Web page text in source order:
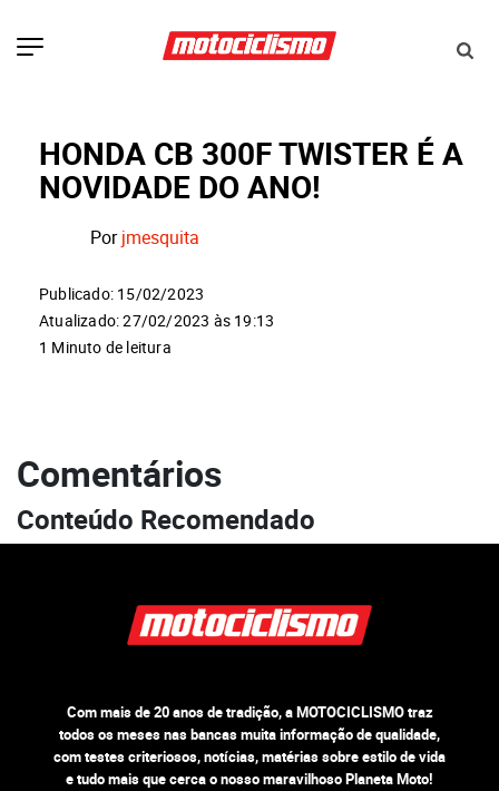
HONDA CB 300F TWISTER É A
NOVIDADE DO ANO!
Porjmesquita
Publicado: 15/02/2023
Atualizado: 27/02/2023 às 19:13
1 Minuto de leitura
Comentários
Conteúdo Recomendado
Com mais de 20 anos de tradição, a MOTOCICLISMO traz
todos os meses nas bancas muita informação de qualidade,
com testes criteriosos, notícias, matérias sobre estilo de vida
e tudo mais que cerca o nosso maravilhoso Planeta Moto!